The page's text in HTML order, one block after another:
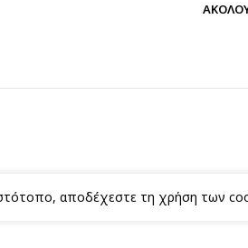
αποδέχεστε τη χρήση των